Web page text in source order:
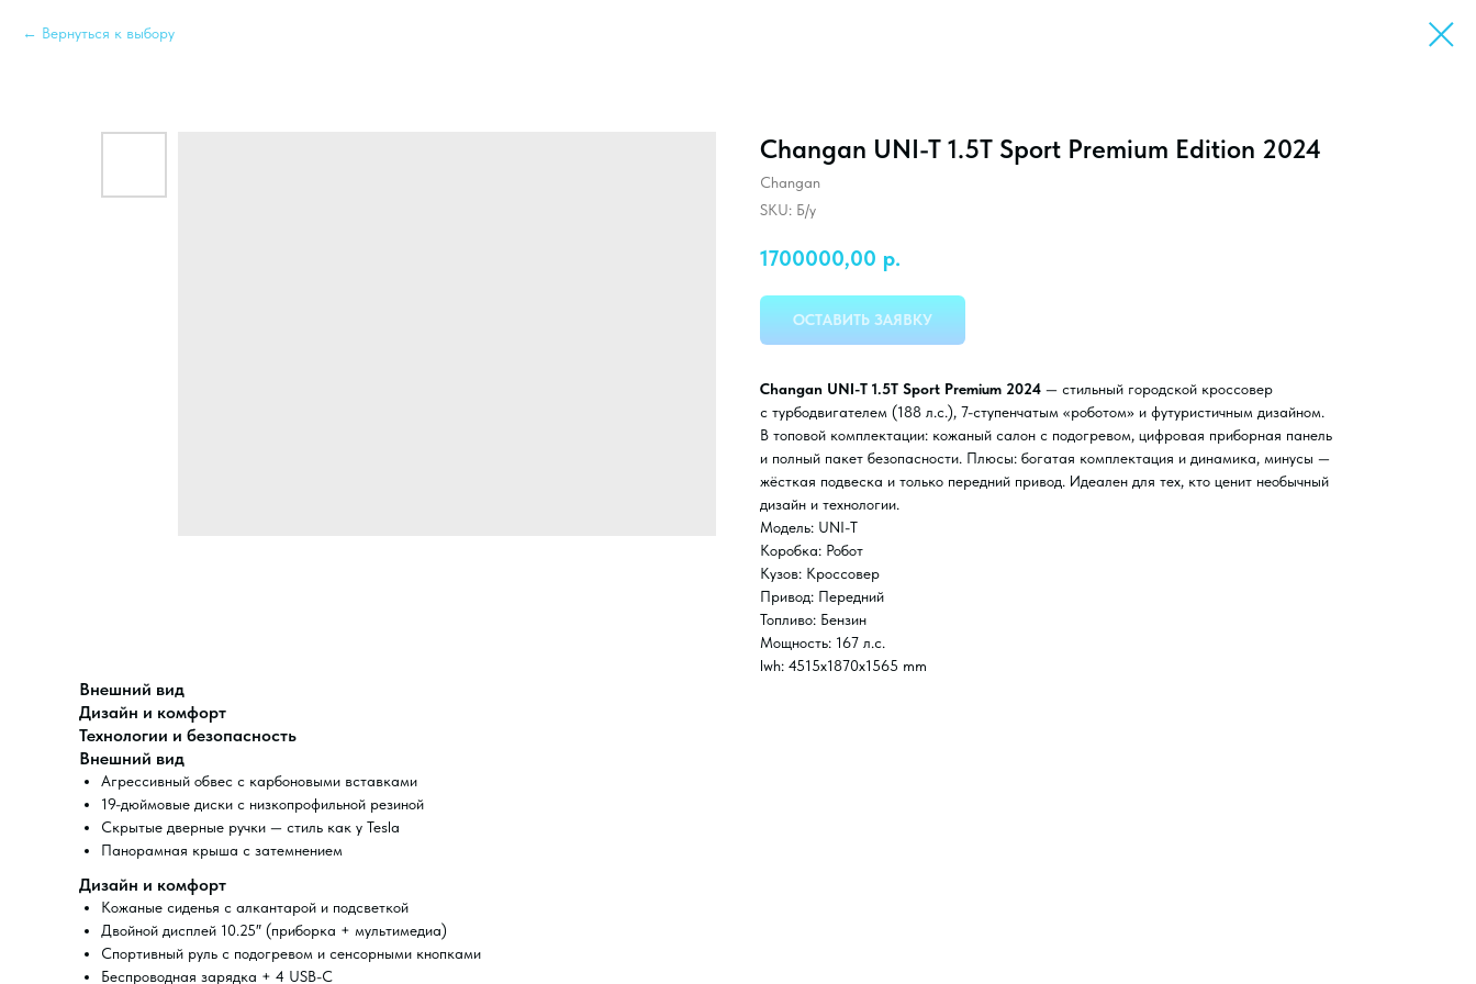
Вернуться к выбору
Changan UNI-T 1.5T Sport Premium Edition 2024
Changan
SKU: Б/у
1700000,00 р.
ОСТАВИТЬ ЗАЯВКУ
Changan UNI-T 1.5T Sport Premium 2024 — стильный городской кроссовер
с турбодвигателем (188 л.с.), 7-ступенчатым «роботом» и футуристичным дизайном.
В топовой комплектации: кожаный салон с подогревом, цифровая приборная панель
и полный пакет безопасности. Плюсы: богатая комплектация и динамика, минусы —
жёсткая подвеска и только передний привод. Идеален для тех, кто ценит необычный
дизайн и технологии.
Модель: UNI-T
Коробка: Робот
Кузов: Кроссовер
Привод: Передний
Топливо: Бензин
Мощность: 167 л.с.
lwh: 4515x1870x1565 mm
Внешний вид
Дизайн и комфорт
Технологии и безопасность
Внешний вид
Агрессивный обвес с карбоновыми вставками
19-дюймовые диски с низкопрофильной резиной
Скрытые дверные ручки — стиль как у Tesla
Панорамная крыша с затемнением
Дизайн и комфорт
Кожаные сиденья с алкантарой и подсветкой
Двойной дисплей 10.25″ (приборка + мультимедиа)
Спортивный руль с подогревом и сенсорными кнопками
Беспроводная зарядка + 4 USB-C